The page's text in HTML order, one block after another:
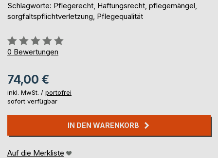
Schlagworte: Pflegerecht, Haftungsrecht, pflegemängel,
sorgfaltspflichtverletzung, Pflegequalität
Bewertung::
0%
0 Bewertungen
74,00 €
inkl. MwSt. / portofrei
sofort verfügbar
IN DEN WARENKORB
Auf die Merkliste